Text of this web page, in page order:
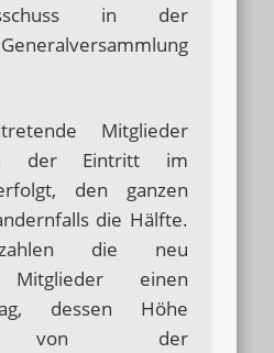
in der
Mitglieder
der Eintritt im
den ganzen
die Hälfte.
die neu
Mitglieder einen
dessen Höhe
von der